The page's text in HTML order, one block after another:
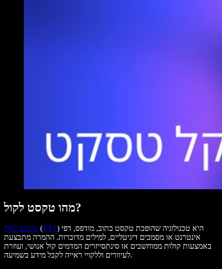
מהו טקסט לקול?
טקסט לקול (TTS) היא טכנולוגיה שהופכת טקסט כתוב, מודפס, דפי
אינטרנט או מסמכים דיגיטליים, למילים מדוברות. ההמרה מתבצעת
באמצעות קולות ממוחשבים או סינתסייזרים המדמים קול אנושי, ועוזרת
לעיוורים וללקויי ראייה לקבל מידע בשמיעה.